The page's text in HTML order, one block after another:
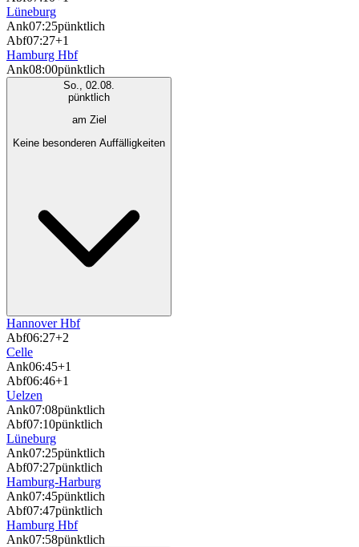
Lüneburg
Ank07:25pünktlich
Abf07:27+1
Hamburg Hbf
Ank08:00pünktlich
So., 02.08.
pünktlich
am Ziel
Keine besonderen Auffälligkeiten
Hannover Hbf
Abf06:27+2
Celle
Ank06:45+1
Abf06:46+1
Uelzen
Ank07:08pünktlich
Abf07:10pünktlich
Lüneburg
Ank07:25pünktlich
Abf07:27pünktlich
Hamburg-Harburg
Ank07:45pünktlich
Abf07:47pünktlich
Hamburg Hbf
Ank07:58pünktlich